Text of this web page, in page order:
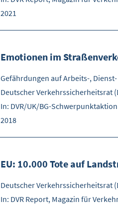
2021
Emotionen im
Gefährdungen auf Arbeits-,
Deutscher Verkehrssicherheitsrat
In: DVR/UK/BG-
2018
EU: 10.000 Tote auf
Deutscher Verkehrssicherheitsrat
In: DVR Report, Magazin für